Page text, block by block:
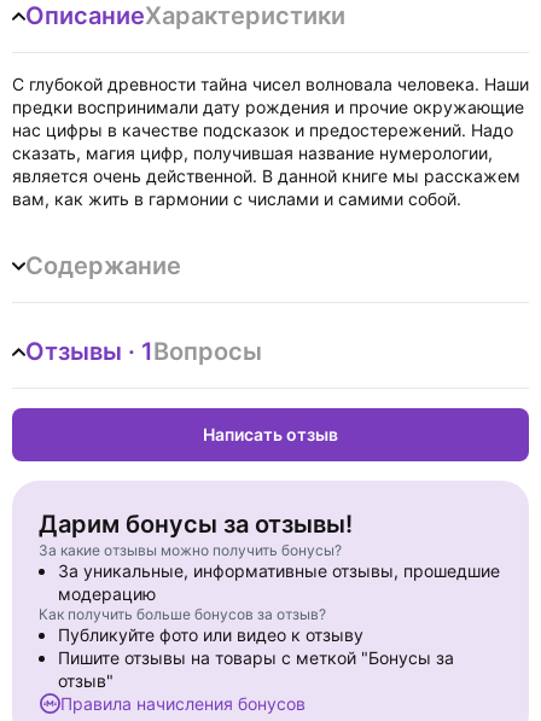
ОписаниеХарактеристики
С глубокой древности тайна чисел волновала человека. Наши
предки воспринимали дату рождения и прочие окружающие
нас цифры в качестве подсказок и предостережений. Надо
сказать, магия цифр, получившая название нумерологии,
является очень действенной. В данной книге мы расскажем
вам, как жить в гармонии с числами и самими собой.
Содержание
Отзывы · 1Вопросы
Написать отзыв
Дарим бонусы за отзывы!
За какие отзывы можно получить бонусы?
За уникальные, информативные отзывы, прошедшие
модерацию
Как получить больше бонусов за отзыв?
Публикуйте фото или видео к отзыву
Пишите отзывы на товары с меткой "Бонусы за
отзыв"
Правила начисления бонусов